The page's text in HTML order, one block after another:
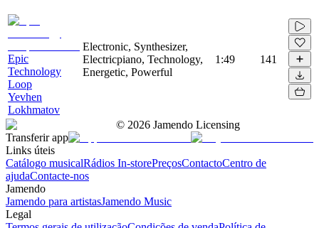
Epic
Technology
Loop
Yevhen
Lokhmatov
Electronic, Synthesizer,
Electricpiano, Technology,
Energetic, Powerful
1:49 141
© 2026 Jamendo Licensing
Transferir app
Links úteis
Catálogo musicalRádios In-storePreçosContactoCentro de
ajudaContacte-nos
Jamendo
Jamendo para artistasJamendo Music
Legal